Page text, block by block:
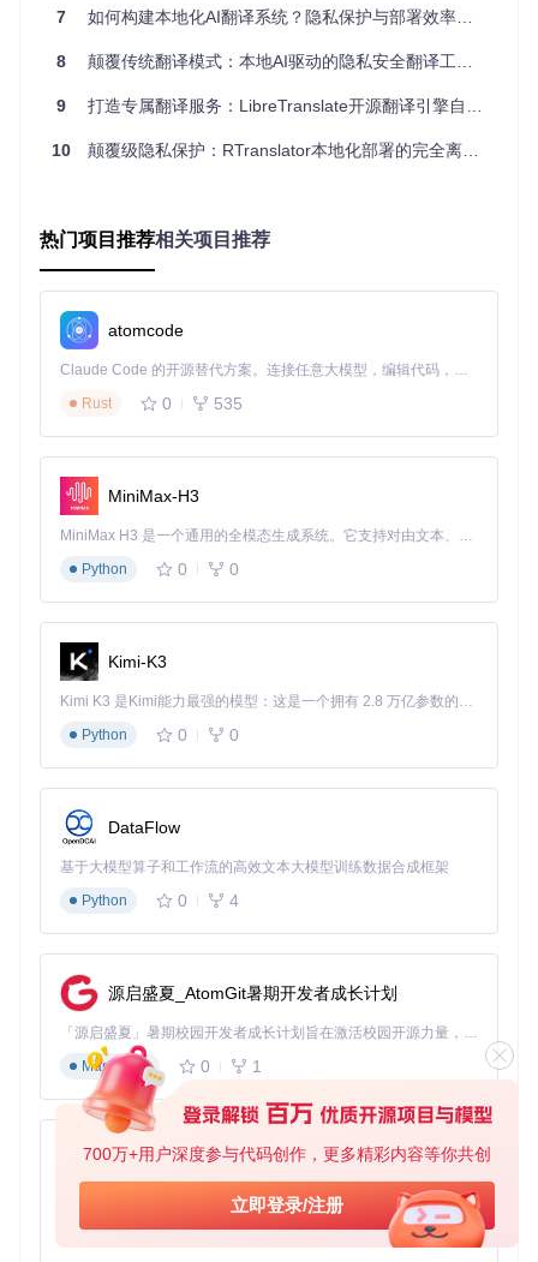
700万+用户深度参与代码创作，更多精彩内容等你共创
立即登录/注册
打开终端，执行pip install libretranslate命令，
安装完成后，在终端输入libretranslate并回车，服务
打开浏览器，访问该地址即可使用简洁的Web界面进行翻
企业用户：Docker容器化部署保障稳定与安全
企业级应用对服务的稳定性、可维护性和安全性有更高要求。
Docker容器化部署能够提供一致的运行环境，便于版本管理和
服务扩展，是企业部署LibreTranslate的理想选择。
操作步骤
首先，确保服务器已安装Docker和Docker Compose。
使用Docker Compose启动服务：
-d。
Docker Compose会根据配置文件自动拉取镜像、创建容器并
启动服务，整个过程自动化程度高，减少了人工操作可能带来
的错误。企业还可以根据实际需求，通过修改Docker Compos
e配置文件来调整服务端口、资源分配等参数。
开发者：源码安装实现深度定制与二次开发
开发者往往需要对翻译服务进行深度定制或集成到自己的应用
中，源码安装方式能满足这种需求。
🔧操作步骤：
克隆项目代码：
tHub_Trending/li/LibreTranslate
进入项目目录：
cd LibreTranslate。
执行
pip install -e . 命令，以可编辑模式安装项目依
赖，便于后续修改代码。
添加新功能、优化翻译性能或集成到自己的应用架构中，实现
更灵活的定制化开发。
进阶应用：功能模块与性能优化
需求导向的核心功能配置
LibreTranslate提供了丰富的配置选项，用户可以根据实际需
求进行灵活设置，以满足不同场景下的功能需求。
：以下配置可通过命令行参数或环境变量进行设置，环
境变量配置更适合生产环境，便于管理和自动化部署。
7 如何构建本地化AI翻译系统？隐私保护与部署效率的双重价值解析
8 颠覆传统翻译模式：本地AI驱动的隐私安全翻译工具全攻略
9 打造专属翻译服务：LibreTranslate开源翻译引擎自托管全攻略
10 颠覆级隐私保护：RTranslator本地化部署的完全离线翻译革命
热门项目推荐相关项目推荐
atomcode
Claude Code 的开源替代方案。连接任意大模型，编辑代码，运行命令，自动验证 — 全自动执行。用 Rust 构建，极致性能。 ｜ An open-source alternative to Claude Code. Connect any LLM, edit code, run commands, and verify changes — autonomously. Built in Rust for speed. Get Started
Rust
0 535
MiniMax-H3
MiniMax H3 是一个通用的全模态生成系统。它支持对由文本、图像、视频和音频组成的多模态上下文进行统一理解，并能生成分辨率高达 2K、时长可达 15 秒的带原生立体声音频的视频。得益于面向任务泛化的系统设计，H3 在预训练阶段就已具备广泛的多模态上下文理解与生成能力，能够出色地执行复杂的多模态指令。
Python
0 0
Kimi-K3
Kimi K3 是Kimi能力最强的模型：这是一个拥有 2.8 万亿参数的混合专家（MoE）模型，具备原生视觉理解能力，并支持 100 万 token 的上下文窗口。
Python
0 0
DataFlow
基于大模型算子和工作流的高效文本大模型训练数据合成框架
Python
0 4
源启盛夏_AtomGit暑期开发者成长计划
「源启盛夏」暑期校园开发者成长计划旨在激活校园开源力量，通过积分激励、认证扶持、资源倾斜等形式，引导高校组织和开发者完成「入驻 — 建项目 — 做贡献 — 获认证 — 得资源」的完整闭环。无论你是想带领社团入驻平台的组织者，还是希望用代码贡献证明自己的开发者，都能在这里找到属于你的成长路径。
Markdown
0 1
py-xiaozhi
基于Python的Xiaozhi AI，适用于想要完整Xiaozhi体验而无需拥有专用硬件的用户。
Python
0 1